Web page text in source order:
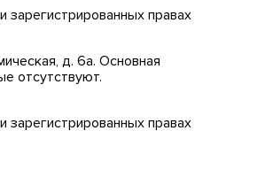
зарегистрированных правах
д. 6а. Основная
отсутствуют.
зарегистрированных правах